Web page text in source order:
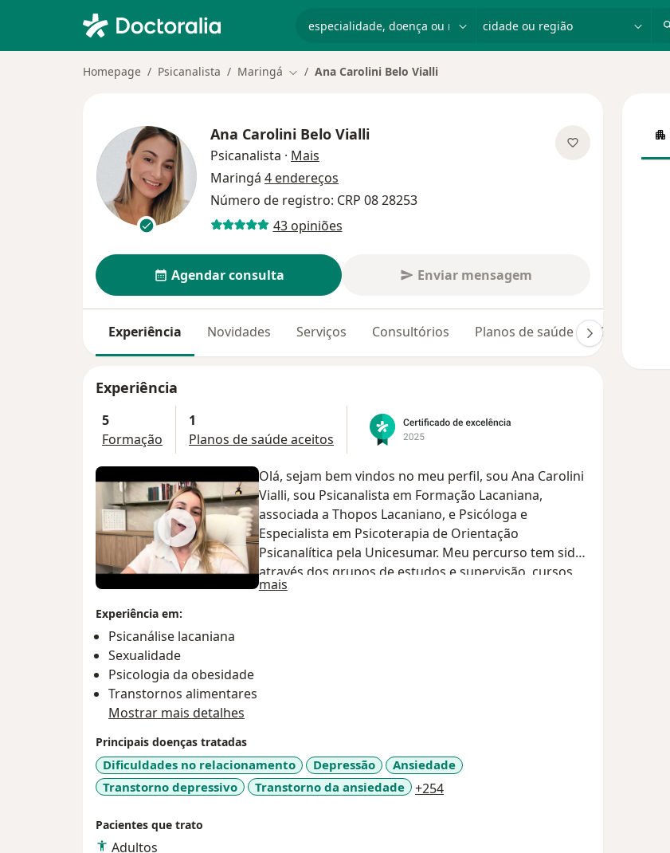
Homepage Psicanalista Maringá Mudar de cidade
Ana Carolini Belo Vialli
Ana Carolini Belo Vialli
Psicanalista · Mais
Maringá 4 endereços
Número de registro: CRP 08 28253
43 opiniões
Agendar consulta Enviar mensagem
Experiência Novidades Serviços Consultórios Planos de saúde Opiniões (43)
Experiência
5
Formação
1
Planos de saúde aceitos
Olá, sejam bem vindos no meu perfil, sou Ana Carolini
Vialli, sou Psicanalista em Formação Lacaniana,
associada a Thopos Lacaniano, e Psicóloga e
Especialista em Psicoterapia de Orientação
Psicanalítica pela Unicesumar. Meu percurso tem sido
através dos grupos de estudos e supervisão, cursos,
leituras e minha análise pessoal. Trabalho com a
maisSobre mim
Experiência em:
Psicanálise lacaniana
Sexualidade
Psicologia da obesidade
Transtornos alimentares
Mostrar mais detalhes
Principais doenças tratadas
Dificuldades no relacionamento Depressão
Ansiedade
Transtorno depressivo
Transtorno da ansiedade +254a11y_sr_more_diseases
Pacientes que trato
Adultos